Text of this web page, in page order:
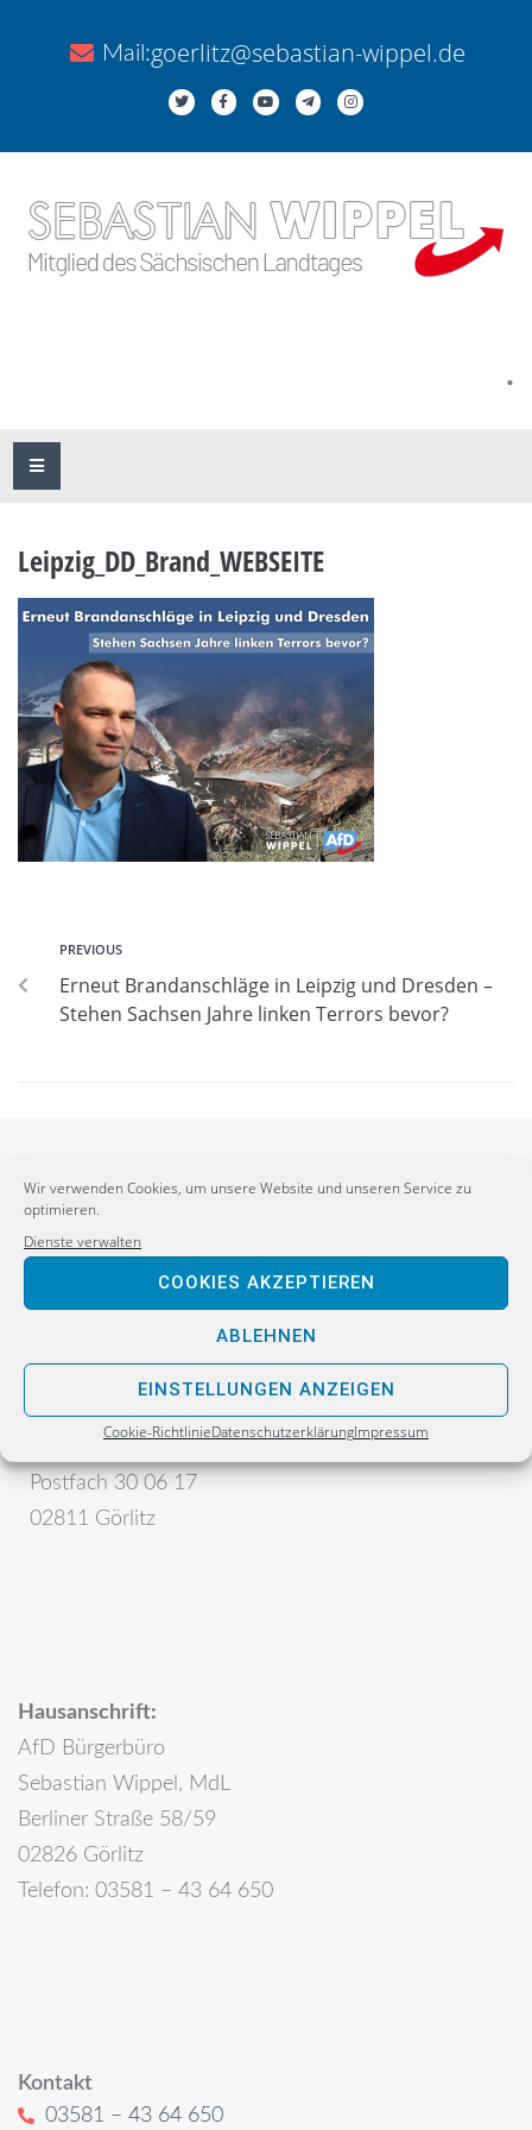
Wir verwenden Cookies, um unsere Website und unseren Service zu
optimieren.
Dienste verwalten
COOKIES AKZEPTIEREN
ABLEHNEN
EINSTELLUNGEN ANZEIGEN
Cookie-RichtlinieDatenschutzerklärungImpressum
Mail:goerlitz@sebastian-wippel.de
.
Leipzig_DD_Brand_WEBSEITE
PREVIOUS
Erneut Brandanschläge in Leipzig und Dresden –
Stehen Sachsen Jahre linken Terrors bevor?
Alternative für Deutschland
Postfach 30 06 17
02811 Görlitz
Hausanschrift:
AfD Bürgerbüro
Sebastian Wippel, MdL
Berliner Straße 58/59
02826 Görlitz
Telefon: 03581 – 43 64 650
Kontakt
03581 – 43 64 650